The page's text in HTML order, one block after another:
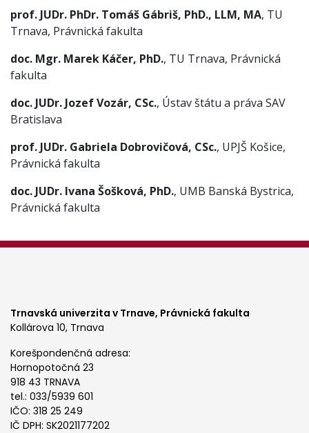
prof. JUDr. PhDr. Tomáš Gábriš, PhD., LLM, MA, TU
Trnava, Právnická fakulta
doc. Mgr. Marek Káčer, PhD., TU Trnava, Právnická
fakulta
doc. JUDr. Jozef Vozár, CSc., Ústav štátu a práva SAV
Bratislava
prof. JUDr. Gabriela Dobrovičová, CSc., UPJŠ Košice,
Právnická fakulta
doc. JUDr. Ivana Šošková, PhD., UMB Banská Bystrica,
Právnická fakulta
Trnavská univerzita v Trnave, Právnická fakulta
Kollárova 10, Trnava
Korešpondenčná adresa:
Hornopotočná 23
918 43 TRNAVA
tel.: 033/5939 601
IČO: 318 25 249
IČ DPH: SK2021177202